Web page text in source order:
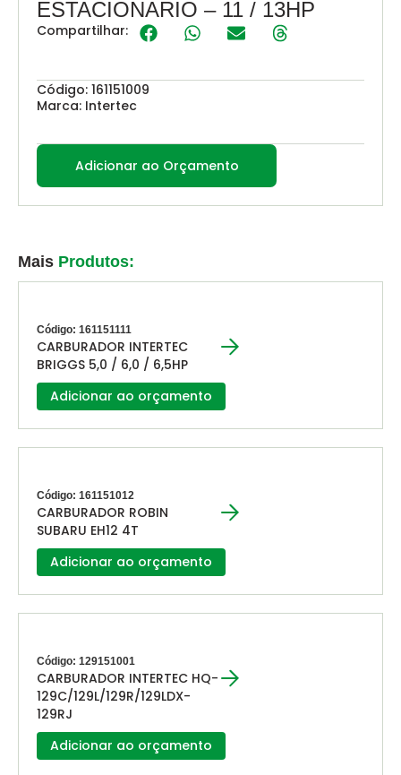
ESTACIONARIO – 11 / 13HP
Compartilhar:
Código: 161151009
Marca: Intertec
Adicionar ao Orçamento
Mais Produtos:
Código: 161151111
CARBURADOR INTERTEC
BRIGGS 5,0 / 6,0 / 6,5HP
Adicionar ao orçamento
Código: 161151012
CARBURADOR ROBIN
SUBARU EH12 4T
Adicionar ao orçamento
Código: 129151001
CARBURADOR INTERTEC HQ-
129C/129L/129R/129LDX-
129RJ
Adicionar ao orçamento